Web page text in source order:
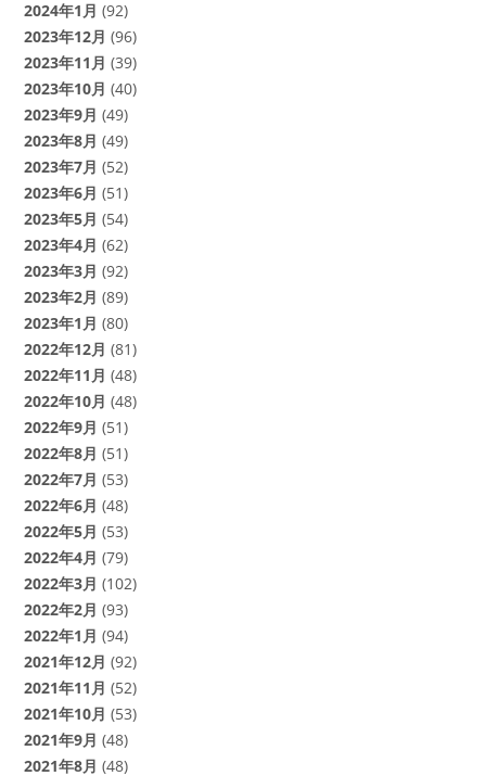
2024年1月 (92)
2023年12月 (96)
2023年11月 (39)
2023年10月 (40)
2023年9月 (49)
2023年8月 (49)
2023年7月 (52)
2023年6月 (51)
2023年5月 (54)
2023年4月 (62)
2023年3月 (92)
2023年2月 (89)
2023年1月 (80)
2022年12月 (81)
2022年11月 (48)
2022年10月 (48)
2022年9月 (51)
2022年8月 (51)
2022年7月 (53)
2022年6月 (48)
2022年5月 (53)
2022年4月 (79)
2022年3月 (102)
2022年2月 (93)
2022年1月 (94)
2021年12月 (92)
2021年11月 (52)
2021年10月 (53)
2021年9月 (48)
2021年8月 (48)